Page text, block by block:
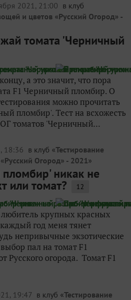
2021, 21:00 в клуб
и цветов «Русский Огород» -
томата 'Черничный
а это значит, что пора
F1 Черничный пломбир. О
можно прочитать
пломбир'. Тест на всхожесть
томатов 'Черничный...
18:36 в клуб «Тестирование
Огород» - 2021»
никак не
или томат? 12
крупных красных
год меня тянет
непривычные экзотические
пал на томат F1
Русского огорода. Томат F1
19:47 в клуб «Тестирование